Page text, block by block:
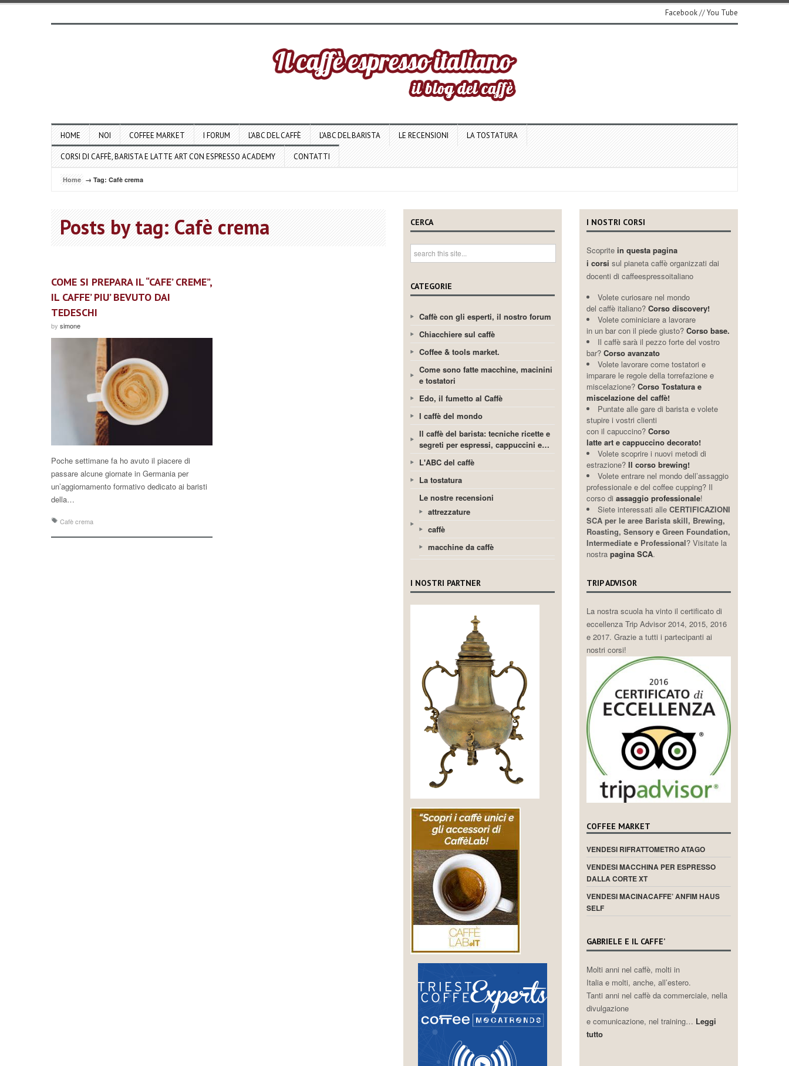
Facebook//You Tube
HOME NOI COFFEE MARKET I FORUM L’ABC DEL CAFFÈ L’ABC DEL BARISTA LE RECENSIONI LA TOSTATURA
CORSI DI CAFFÈ, BARISTA E LATTE ART CON ESPRESSO ACADEMY CONTATTI
Home → Tag: Cafè crema
Posts by tag: Cafè crema
COME SI PREPARA IL “CAFE’ CREME”,
IL CAFFE’ PIU’ BEVUTO DAI
TEDESCHI
by simone
Poche settimane fa ho avuto il piacere di
passare alcune giornate in Germania per
un’aggiornamento formativo dedicato ai baristi
della…
Cafè crema
CERCA
CATEGORIE
Caffè con gli esperti, il nostro forum
Chiacchiere sul caffè
Coffee & tools market.
Come sono fatte macchine, macinini
e tostatori
Edo, il fumetto al Caffè
I caffè del mondo
Il caffè del barista: tecniche ricette e
segreti per espressi, cappuccini e…
L'ABC del caffè
La tostatura
Le nostre recensioni
attrezzature
caffè
macchine da caffè
I NOSTRI PARTNER
I NOSTRI CORSI
Scoprite in questa pagina
i corsi sul pianeta caffè organizzati dai
docenti di caffeespressoitaliano
Volete curiosare nel mondo
del caffè italiano?Corso discovery!
Volete cominiciare a lavorare
in un bar con il piede giusto? Corso base.
Il caffè sarà il pezzo forte del vostro
bar? Corso avanzato
Volete lavorare come tostatori e
imparare le regole della torrefazione e
miscelazione? Corso Tostatura e
miscelazione del caffè!
Puntate alle gare di barista e volete
stupire i vostri clienti
con il capuccino? Corso
latte art e cappuccino decorato!
Volete scoprire i nuovi metodi di
estrazione? Il corso brewing!
Volete entrare nel mondo dell’assaggio
professionale e del coffee cupping? Il
corso di assaggio professionale!
Siete interessati alle CERTIFICAZIONI
SCA per le aree Barista skill, Brewing,
Roasting, Sensory e Green Foundation,
Intermediate e Professional? Visitate la
nostra pagina SCA.
TRIP ADVISOR
La nostra scuola ha vinto il certificato di
eccellenza Trip Advisor 2014, 2015, 2016
e 2017. Grazie a tutti i partecipanti ai
nostri corsi!
COFFEE MARKET
VENDESI RIFRATTOMETRO ATAGO
VENDESI MACCHINA PER ESPRESSO
DALLA CORTE XT
VENDESI MACINACAFFE’ ANFIM HAUS
SELF
GABRIELE E IL CAFFE’
Molti anni nel caffè, molti in
Italia e molti, anche, all’estero.
Tanti anni nel caffè da commerciale, nella
divulgazione
e comunicazione, nel training… Leggi
tutto